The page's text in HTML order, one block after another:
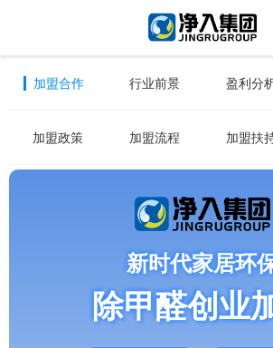
加盟合作 行业前景 盈利分
加盟政策 加盟流程 加盟扶
新时代家居环
除甲醛创业